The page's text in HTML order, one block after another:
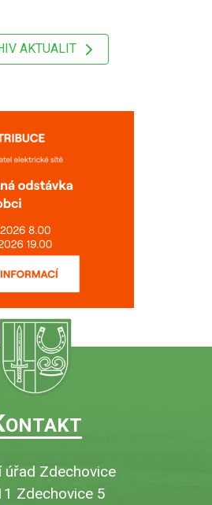
AKTUALIT
ONTAKT
úřad Zdechovice
Zdechovice 5